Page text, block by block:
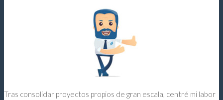
Tras consolidar proyectos propios de gran escala, centré mi labor